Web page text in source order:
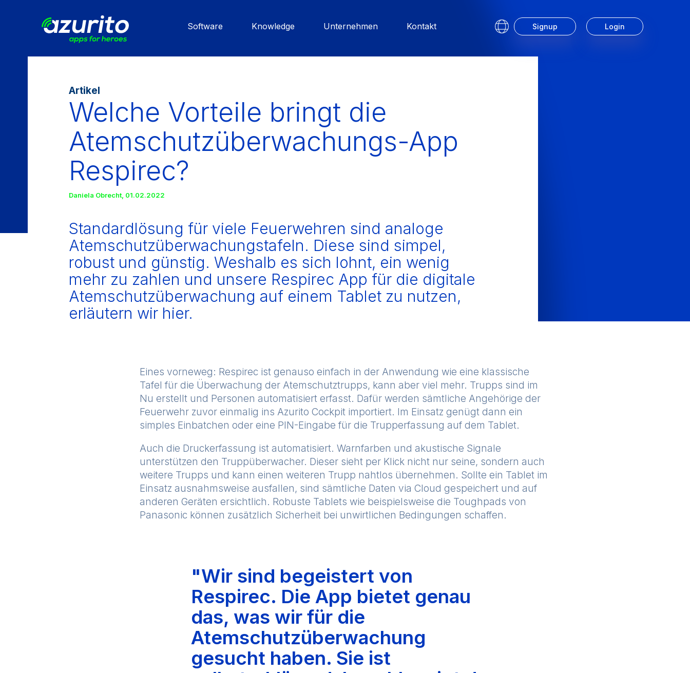
Software Knowledge Unternehmen Kontakt
Service
Signup Login
Artikel
Welche Vorteile bringt die
Atemschutzüberwachungs-App
Respirec?
Daniela Obrecht 01.02.2022
Standardlösung für viele Feuerwehren sind analoge
Atemschutzüberwachungstafeln. Diese sind simpel,
robust und günstig. Weshalb es sich lohnt, ein wenig
mehr zu zahlen und unsere Respirec App für die digitale
Atemschutzüberwachung auf einem Tablet zu nutzen,
erläutern wir hier.
Eines vorneweg: Respirec ist genauso einfach in der Anwendung wie eine klassische
Tafel für die Überwachung der Atemschutztrupps, kann aber viel mehr. Trupps sind im
Nu erstellt und Personen automatisiert erfasst. Dafür werden sämtliche Angehörige der
Feuerwehr zuvor einmalig ins Azurito Cockpit importiert. Im Einsatz genügt dann ein
simples Einbatchen oder eine PIN-Eingabe für die Trupperfassung auf dem Tablet.
Auch die Druckerfassung ist automatisiert. Warnfarben und akustische Signale
unterstützen den Truppüberwacher. Dieser sieht per Klick nicht nur seine, sondern auch
weitere Trupps und kann einen weiteren Trupp nahtlos übernehmen. Sollte ein Tablet im
Einsatz ausnahmsweise ausfallen, sind sämtliche Daten via Cloud gespeichert und auf
anderen Geräten ersichtlich. Robuste Tablets wie beispielsweise die Toughpads von
Panasonic können zusätzlich Sicherheit bei unwirtlichen Bedingungen schaffen.
"Wir sind begeistert von
Respirec. Die App bietet genau
das, was wir für die
Atemschutzüberwachung
gesucht haben. Sie ist